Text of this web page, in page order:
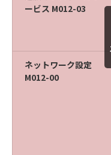
ービス M012-03
ネットワーク設定
M012-00